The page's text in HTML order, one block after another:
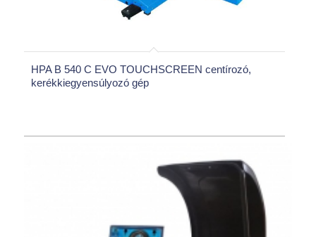
HPA B 540 C EVO TOUCHSCREEN centírozó,
kerékkiegyensúlyozó gép